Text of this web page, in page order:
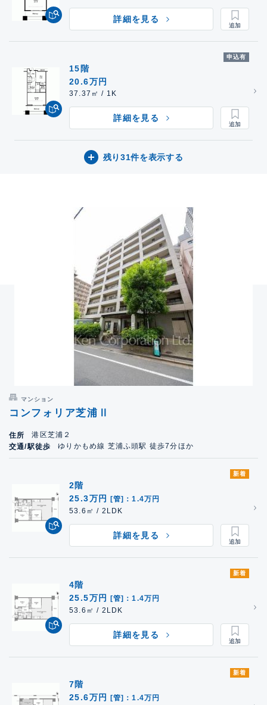
詳細を見る
申込有
15階
20.6万円
37.37㎡ / 1K
詳細を見る
残り31件を表示する
マンション
コンフォリア芝浦Ⅱ
住所
港区芝浦２
交通/駅徒歩
ゆりかもめ線 芝浦ふ頭駅 徒歩7分ほか
新着
2階
25.3万円
[管]：1.4万円
53.6㎡ / 2LDK
詳細を見る
新着
4階
25.5万円
[管]：1.4万円
53.6㎡ / 2LDK
詳細を見る
新着
7階
25.6万円
[管]：1.4万円